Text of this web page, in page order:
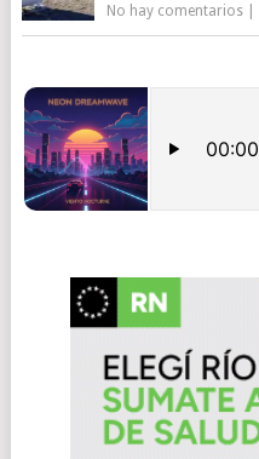
No hay comentarios|